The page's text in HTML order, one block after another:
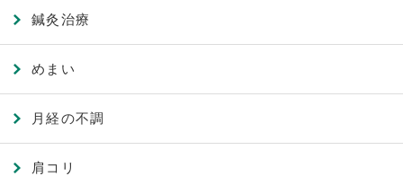
鍼灸治療
めまい
月経の不調
肩コリ